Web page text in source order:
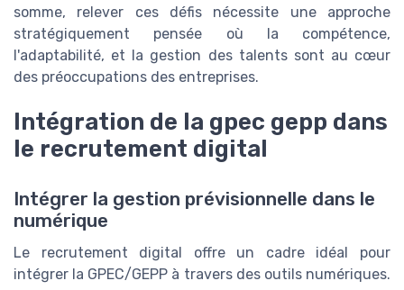
somme, relever ces défis nécessite une approche
stratégiquement pensée où la compétence,
l'adaptabilité, et la gestion des talents sont au cœur
des préoccupations des entreprises.
Intégration de la gpec gepp dans
le recrutement digital
Intégrer la gestion prévisionnelle dans le
numérique
Le recrutement digital offre un cadre idéal pour
intégrer la GPEC/GEPP à travers des outils numériques.